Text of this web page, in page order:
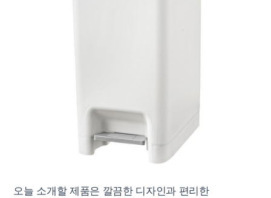
오늘 소개할 제품은 깔끔한 디자인과 편리한